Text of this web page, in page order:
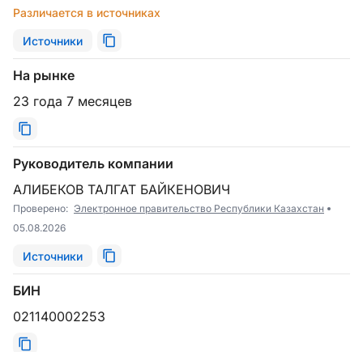
Различается в источниках
Источники
На рынке
23 года 7 месяцев
Руководитель компании
АЛИБЕКОВ ТАЛГАТ БАЙКЕНОВИЧ
Проверено: Электронное правительство Республики Казахстан
05.08.2026
Источники
БИН
021140002253